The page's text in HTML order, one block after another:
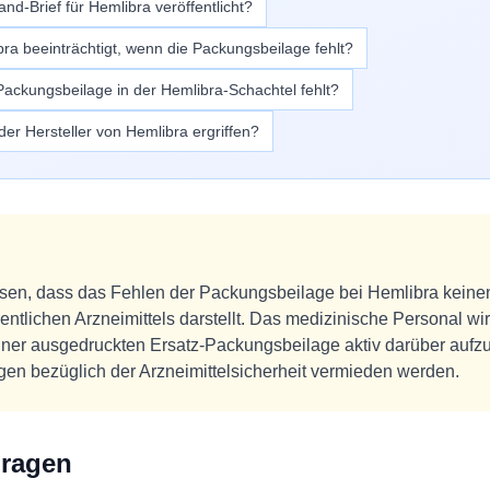
Brief für Hemlibra veröffentlicht?
beeinträchtigt, wenn die Packungsbeilage fehlt?
in der Hemlibra-Schachtel fehlt?
Hersteller von Hemlibra ergriffen?
dass das Fehlen der Packungsbeilage bei Hemlibra
Arzneimittels darstellt. Das medizinische Personal
ausgedruckten Ersatz-Packungsbeilage aktiv darüber
bezüglich der Arzneimittelsicherheit vermieden werden.